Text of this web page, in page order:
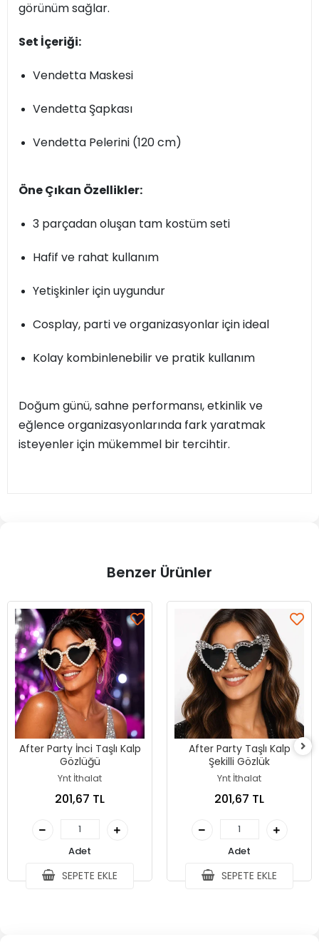
görünüm sağlar.
Set İçeriği:
Vendetta Maskesi
Vendetta Şapkası
Vendetta Pelerini (120 cm)
Öne Çıkan Özellikler:
3 parçadan oluşan tam kostüm seti
Hafif ve rahat kullanım
Yetişkinler için uygundur
Cosplay, parti ve organizasyonlar için ideal
Kolay kombinlenebilir ve pratik kullanım
Doğum günü, sahne performansı, etkinlik ve
eğlence organizasyonlarında fark yaratmak
isteyenler için mükemmel bir tercihtir.
Benzer Ürünler
After Party İnci Taşlı Kalp
Gözlüğü
Ynt İthalat
201,67 TL
Adet
SEPETE EKLE
After Party Taşlı Kalp
Şekilli Gözlük
Ynt İthalat
201,67 TL
Adet
SEPETE EKLE